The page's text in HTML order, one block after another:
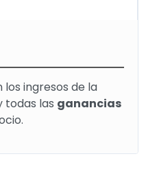
los ingresos de la
todas las ganancias